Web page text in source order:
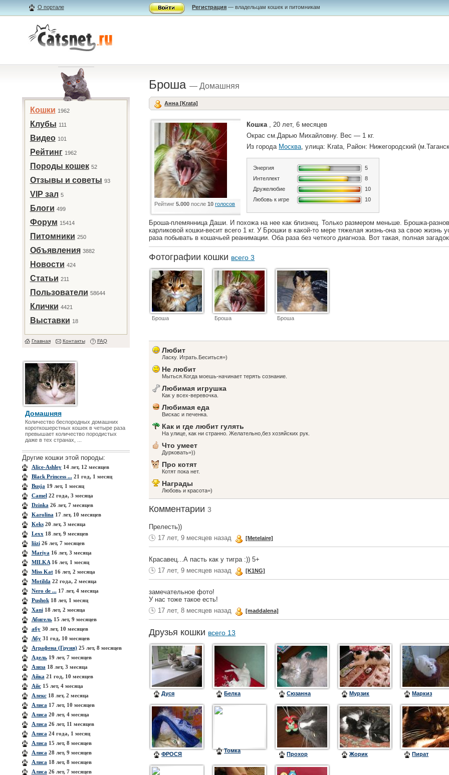
О портале Регистрация — владельцам кошек и питомникам
Кошки 1962
Клубы 111
Видео 101
Рейтинг 1962
Породы кошек 52
Отзывы и советы 93
VIP зал 5
Блоги 499
Форум 15414
Питомники 250
Объявления 3882
Новости 424
Статьи 211
Пользователи 58644
Клички 4421
Выставки 18
Главная Контакты FAQ
Домашняя
Количество беспородных домашних
короткошерстных кошек в четыре раза
превышает количество породистых
даже в тех странах, ...
Другие кошки этой породы:
Alice-Ashley14 лет, 12 месяцев
Black Princess ...21 год, 1 месяц
Busja 19 лет, 1 месяц
Camel22 года, 3 месяца
Dzinka 26 лет, 7 месяцев
Karolina 17 лет, 10 месяцев
Keks20 лет, 3 месяца
Lexx 18 лет, 9 месяцев
liizi26 лет, 7 месяцев
Mariya 16 лет, 3 месяца
MILKA16 лет, 1 месяц
Miss Kat16 лет, 2 месяца
Motilda 22 года, 2 месяца
Nero de ...17 лет, 4 месяца
Pushok18 лет, 1 месяц
Xanі18 лет, 2 месяца
Абигель15 лет, 9 месяцев
абу30 лет, 10 месяцев
Абу31 год, 10 месяцев
Аграфена (Груня)25 лет, 8 месяцев
Адель19 лет, 7 месяцев
Азиза 18 лет, 3 месяца
Айка 21 год, 10 месяцев
Айс15 лет, 4 месяца
Алекс18 лет, 2 месяца
Алиса 17 лет, 10 месяцев
Алиса 20 лет, 4 месяца
Алиса 26 лет, 11 месяцев
Алиса 24 года, 1 месяц
Алиса 15 лет, 8 месяцев
Алиса 28 лет, 9 месяцев
Алиса 18 лет, 8 месяцев
Алиса 26 лет, 7 месяцев
Броша— Домашняя
Анна [Krata]
Рейтинг5.000 после10 голосов
Кошка , 20 лет, 6 месяцев
Окрас см.Дарью Михайловну. Вес — 1 кг.
Из города Москва, улица: Krata, Район: Нижегородский
Энергия
5
Интеллект
8
Дружелюбие
10
Любовь к игре
10
Броша-племянница Даши. И похожа на нее как близнец. Только размером меньше. Брошка-
карликовой кошки-весит всего 1 кг. У Брошки в какой-то мере тяжелая жизнь-она за свою жизнь
раза побывать в кошачьей реанимации. Оба раза без четкого диагноза. Вот такая, полная
Фотографии кошки всего 3
Броша Броша Броша
Любит
Ласку. Играть.Беситься=)
Не любит
Мыться.Когда моешь-начинает терять сознание.
Любимая игрушка
Как у всех-веревочка.
Любимая еда
Вискас и печенка.
Как и где любит гулять
На улице, как ни странно. Желательно,без хозяйских рук.
Что умеет
Дурковать=))
Про котят
Котят пока нет.
Награды
Любовь и красота=)
Комментарии3
Прелесть))
17 лет, 9 месяцев назад
[Metelaire]
Красавец...А пасть как у тигра :)) 5+
17 лет, 9 месяцев назад
[K1NG]
замечательное фото!
У нас тоже такое есть!
17 лет, 8 месяцев назад
[maddalena]
Друзья кошки всего 13
Дуся Белка Сюзанна Мурзик Маркиз
ФРОСЯ
Томка
Прохор Жорик Пират